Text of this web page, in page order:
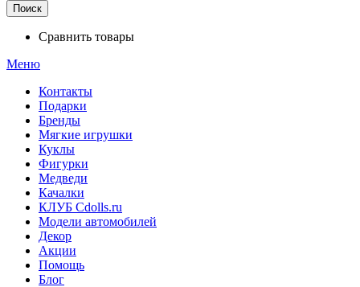
Поиск
Сравнить товары
Меню
Контакты
Подарки
Бренды
Мягкие игрушки
Куклы
Фигурки
Медведи
Качалки
КЛУБ Cdolls.ru
Модели автомобилей
Декор
Акции
Помощь
Блог